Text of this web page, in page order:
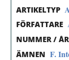
ARTIKELTYP
FÖRFATTARE
NUMMER / ÅR
ÄMNEN F.